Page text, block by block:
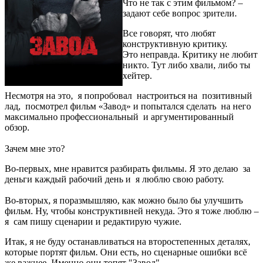
Что не так с этим фильмом? –
задают себе вопрос зрители.
Все говорят, что любят
конструктивную критику.
Это неправда. Критику не любит
никто. Тут либо хвали, либо ты
хейтер.
Несмотря на это, я попробовал настроиться на позитивный
лад, посмотрел фильм «Завод» и попытался сделать на него
максимально профессиональный и аргументированный
обзор.
Зачем мне это?
Во-первых, мне нравится разбирать фильмы. Я это делаю за
деньги каждый рабочий день и я люблю свою работу.
Во-вторых, я поразмышляю, как можно было бы улучшить
фильм. Ну, чтобы конструктивней некуда. Это я тоже люблю –
я сам пишу сценарии и редактирую чужие.
Итак, я не буду останавливаться на второстепенных деталях,
которые портят фильм. Они есть, но сценарные ошибки всё